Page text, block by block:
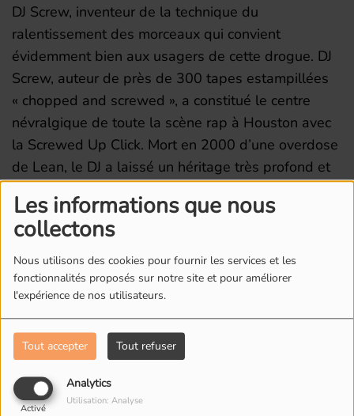
Les informations que nous
collectons
Nous utilisons des cookies pour fournir les services et les
fonctionnalités proposés sur notre site et pour améliorer
l'expérience de nos utilisateurs.
Tout accepter Tout refuser
Analytics
Activé
Utilisation: Analyse
DJ Screw, inventeur de la technique du
ralentissement des morceaux qui convient
évidemment bien aux usagers de cette drogue. DJ
Screw, auteur de près de 300 tapes estampillées
« chopped and screwed », a constitué le centre
névralgique de toute la scène rap à Houston avec
la Screwed Up Click. Mort en 2000 d’une overdose
de Lean, le DJ a laissé un héritage très profond et
encore bien présent aujourd’hui, à Houston et
même ailleurs.
L'ÉQUIPE DE RADIO M'S